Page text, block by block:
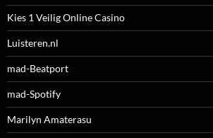
Kies 1 Veilig Online Casino
Luisteren.nl
mad-Beatport
mad-Spotify
Marilyn Amaterasu